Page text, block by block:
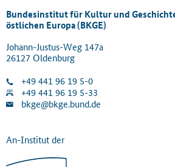
Bundesinstitut für Kultur und
östlichen Europa (BKGE)
Johann-Justus-Weg 147a
26127 Oldenburg
+49 441 96 19 5-0
+49 441 96 19 5-33
bkge@bkge.bund.de
An-Institut der